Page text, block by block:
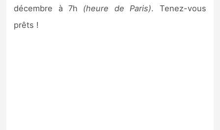
décembre à 7h (heure de Paris). Tenez-vous
prêts !